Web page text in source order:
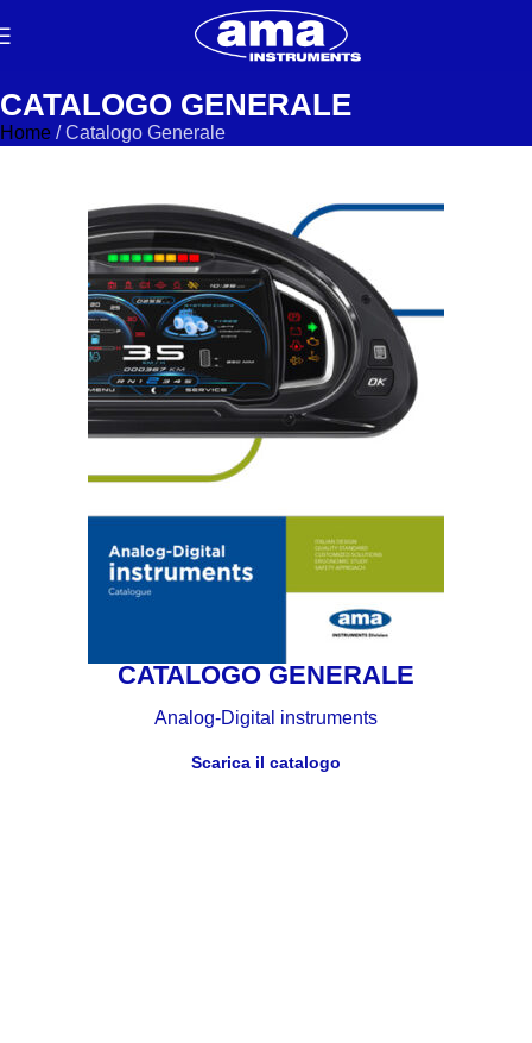
CATALOGO GENERALE
Home /Catalogo Generale
CATALOGO GENERALE
Analog-Digital instruments
Scarica il catalogo